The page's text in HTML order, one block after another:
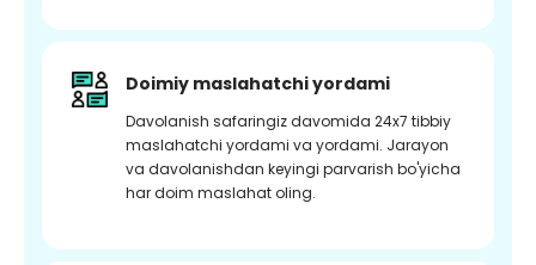
Doimiy maslahatchi yordami
Davolanish safaringiz davomida 24x7 tibbiy
maslahatchi yordami va yordami. Jarayon
va davolanishdan keyingi parvarish bo'yicha
har doim maslahat oling.